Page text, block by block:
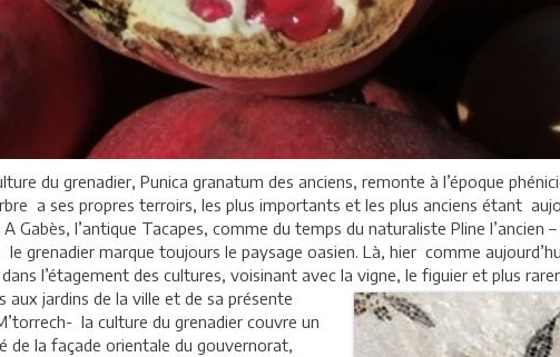
du grenadier, Punica granatum des anciens, remonte à l’époque
a ses propres terroirs, les plus importants et les plus anciens étant
Gabès, l’antique Tacapes, comme du temps du naturaliste Pline l’ancien –
grenadier marque toujours le paysage oasien. Là, hier comme
l’étagement des cultures, voisinant avec la vigne, le figuier et plus
aux jardins de la ville et de sa présente
la culture du grenadier couvre un
de la façade orientale du gouvernorat,